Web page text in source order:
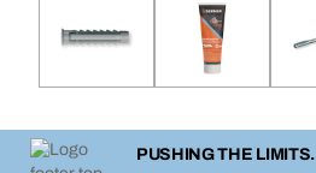
PUSHING THE LIMITS.